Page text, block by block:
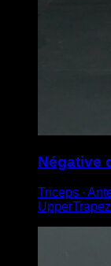
Négative
Triceps ∙